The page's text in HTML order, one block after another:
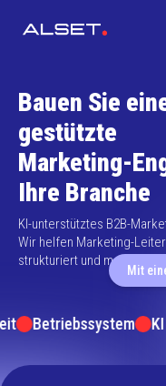
Bauen Sie
gestützte
Marketing-
Ihre Branche
KI-unterstütztes B2B-
Wir helfen Marketing-
strukturiert und messbar
Mit
Betriebssystem KI